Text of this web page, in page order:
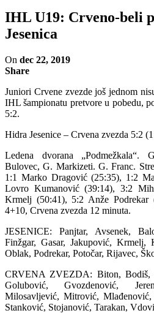
IHL U19: Crveno-beli
Jesenica
On dec 22, 2019
Share
Juniori Crvene zvezde još jednom
IHL šampionatu pretvore u pobedu,
5:2.
Hidra Jesenice – Crvena zvezda 5:2
Ledena dvorana „Podmežkala“.
Bulovec, G. Markizeti. G. Franc.
1:1 Marko Dragović (25:35), 1:2
Lovro Kumanović (39:14), 3:2
Krmelj (50:41), 5:2 Anže Podrekar
4+10, Crvena zvezda 12 minuta.
JESENICE: Panjtar, Avsenek,
Finžgar, Gasar, Jakupović, Krmelj,
Oblak, Podrekar, Potočar, Rijavec,
CRVENA ZVEZDA: Biton, Bodiš,
Golubović, Gvozdenović,
Milosavljević, Mitrović,
Stanković, Stojanović, Tarakan,